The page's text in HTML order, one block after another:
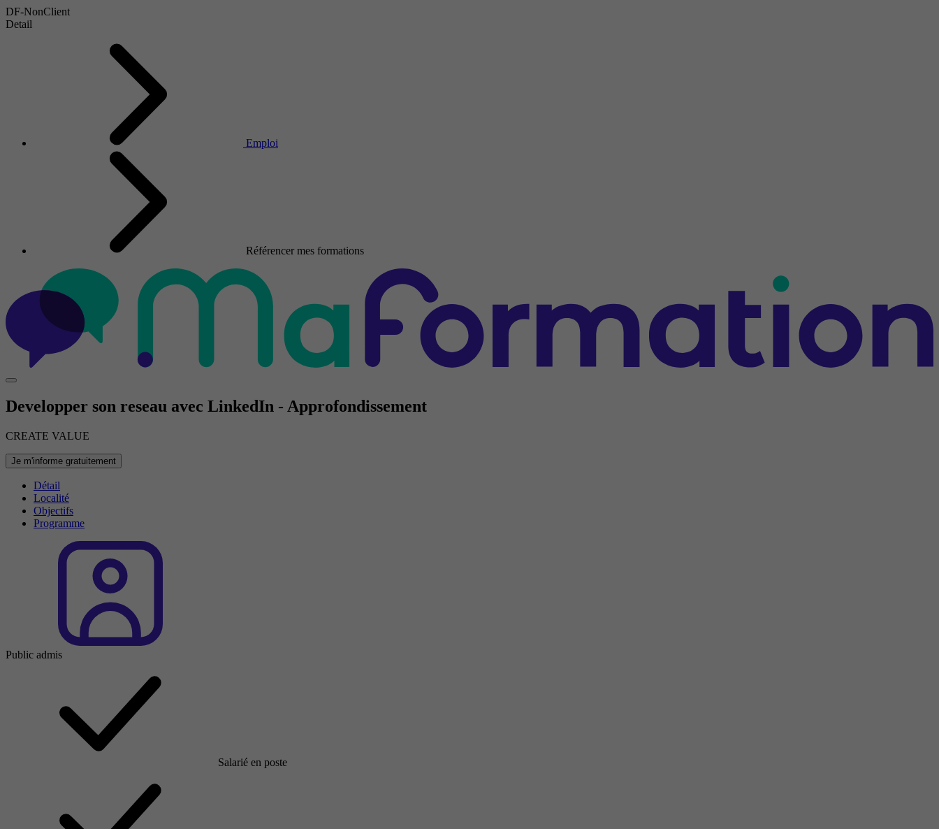
DF-NonClient
Detail
Emploi
Référencer mes formations
Developper son reseau avec LinkedIn - Approfondissement
CREATE VALUE
Je m'informe gratuitement
Détail
Localité
Objectifs
Programme
Public admis
Salarié en poste